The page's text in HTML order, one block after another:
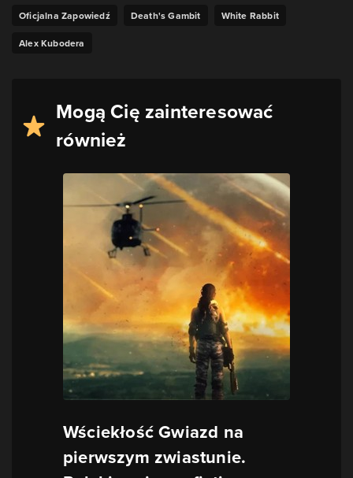
Oficjalna Zapowiedź Death's Gambit White Rabbit
Alex Kubodera
Mogą Cię zainteresować
również
Wściekłość Gwiazd na
pierwszym zwiastunie.